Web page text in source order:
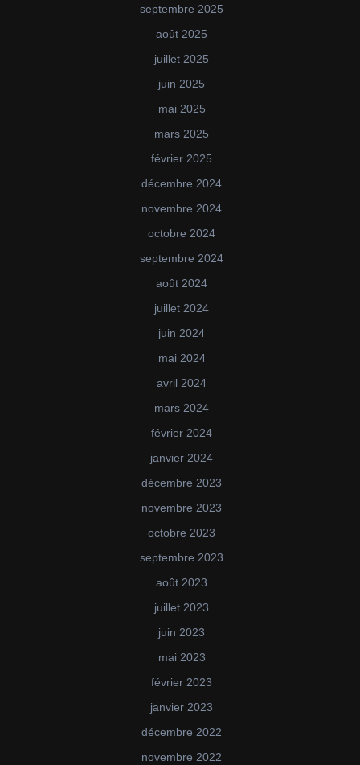
septembre 2025
août 2025
juillet 2025
juin 2025
mai 2025
mars 2025
février 2025
décembre 2024
novembre 2024
octobre 2024
septembre 2024
août 2024
juillet 2024
juin 2024
mai 2024
avril 2024
mars 2024
février 2024
janvier 2024
décembre 2023
novembre 2023
octobre 2023
septembre 2023
août 2023
juillet 2023
juin 2023
mai 2023
février 2023
janvier 2023
décembre 2022
novembre 2022